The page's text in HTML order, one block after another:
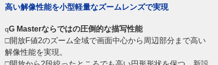
高い解像性能を小型軽量なズームレンズで実現
qG Masterならではの圧倒的な描写性能
□開放F値2のズーム全域で画面中心から周辺部分まで高い
解像性能を実現。